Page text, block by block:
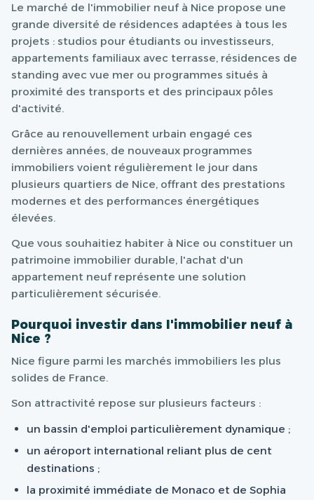
Le marché de l'immobilier neuf à Nice propose une
grande diversité de résidences adaptées à tous les
projets : studios pour étudiants ou investisseurs,
appartements familiaux avec terrasse, résidences de
standing avec vue mer ou programmes situés à
proximité des transports et des principaux pôles
d'activité.
Grâce au renouvellement urbain engagé ces
dernières années, de nouveaux programmes
immobiliers voient régulièrement le jour dans
plusieurs quartiers de Nice, offrant des prestations
modernes et des performances énergétiques
élevées.
Que vous souhaitiez habiter à Nice ou constituer un
patrimoine immobilier durable, l'achat d'un
appartement neuf représente une solution
particulièrement sécurisée.
Pourquoi investir dans l'immobilier neuf à
Nice ?
Nice figure parmi les marchés immobiliers les plus
solides de France.
Son attractivité repose sur plusieurs facteurs :
un bassin d'emploi particulièrement dynamique ;
un aéroport international reliant plus de cent
destinations ;
la proximité immédiate de Monaco et de Sophia